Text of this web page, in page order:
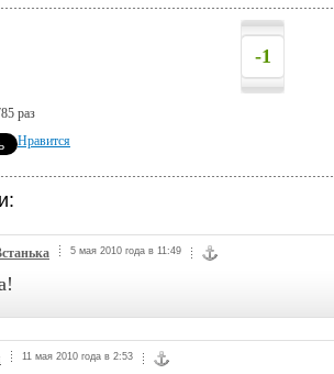
-1
раз
Нравится
5 мая 2010 года в 11:49
11 мая 2010 года в 2:53